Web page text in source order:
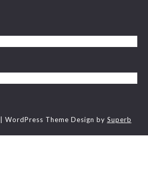
| WordPress Theme Design by Superb